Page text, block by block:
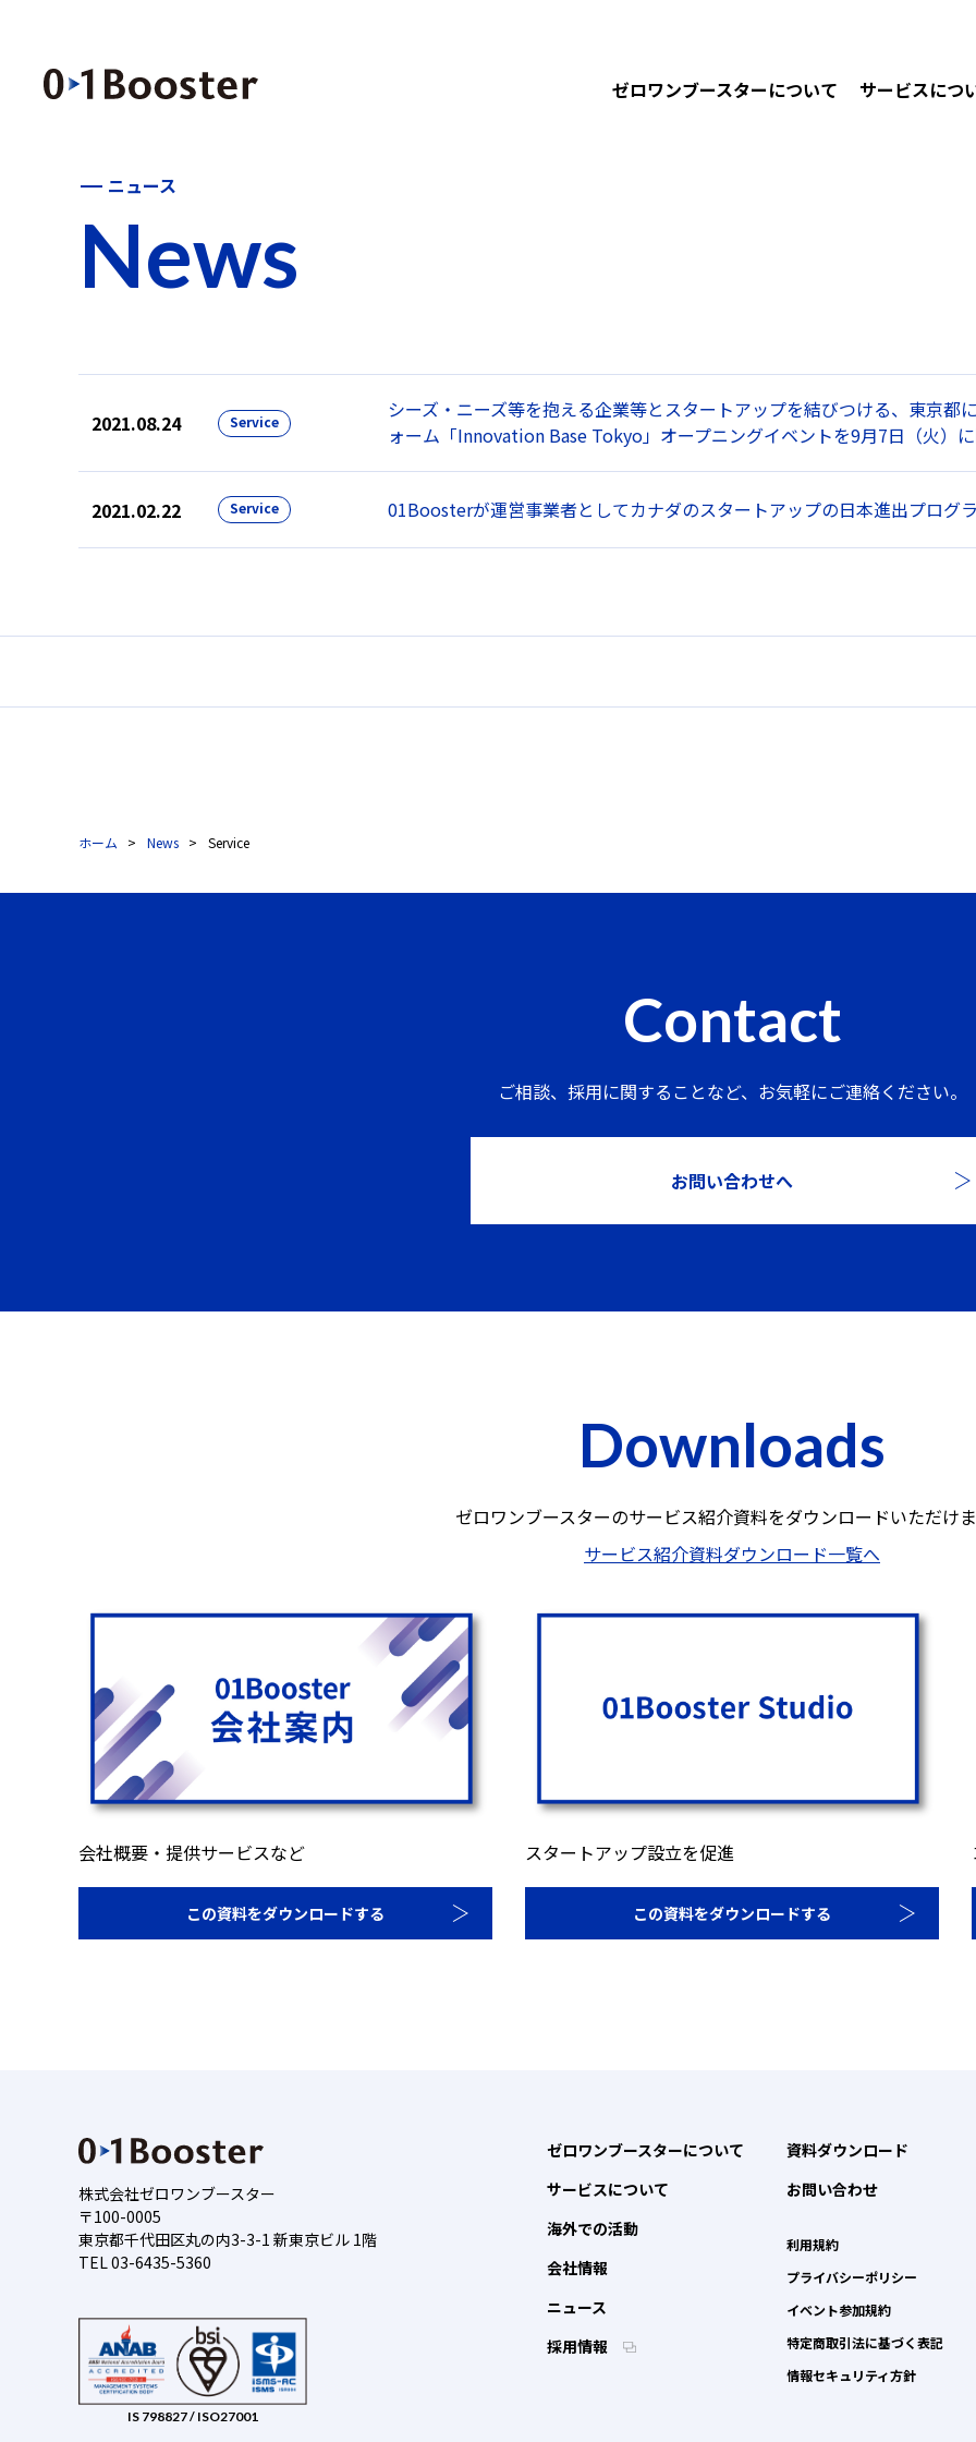
ゼロワンブースターについて サービスにつ
ニュース
News
2021.08.24 Service
シーズ・ニーズ等を抱える企業等とスタートアップを結びつける、東京都
ォーム「Innovation Base Tokyo」オープニングイベントを9月7日（火）
2021.02.22 Service 01Boosterが運営事業者としてカナダのスタートアップの日本進出プログ
ホーム News Service
Contact
ご相談、採用に関することなど、 お気軽にご連絡ください。
お問い合わせへ
Downloads
ゼロワンブースターのサービス紹介資料をダウンロードいただけま
サービス紹介資料ダウンロード一覧へ
会社概要・提供サービスなど
この資料をダウンロードする
スタートアップ設立を促進
この資料をダウンロードする
株式会社ゼロワンブースター
〒100-0005
東京都千代田区丸の内3-3-1 新東京ビル 1階
TEL 03-6435-5360
ゼロワンブースターについて
サービスについて
海外での活動
会社情報
ニュース
採用情報
資料ダウンロード
お問い合わせ
利用規約
プライバシーポリシー
イベント参加規約
特定商取引法に基づく表記
情報セキュリティ方針
IS 798827 / ISO27001